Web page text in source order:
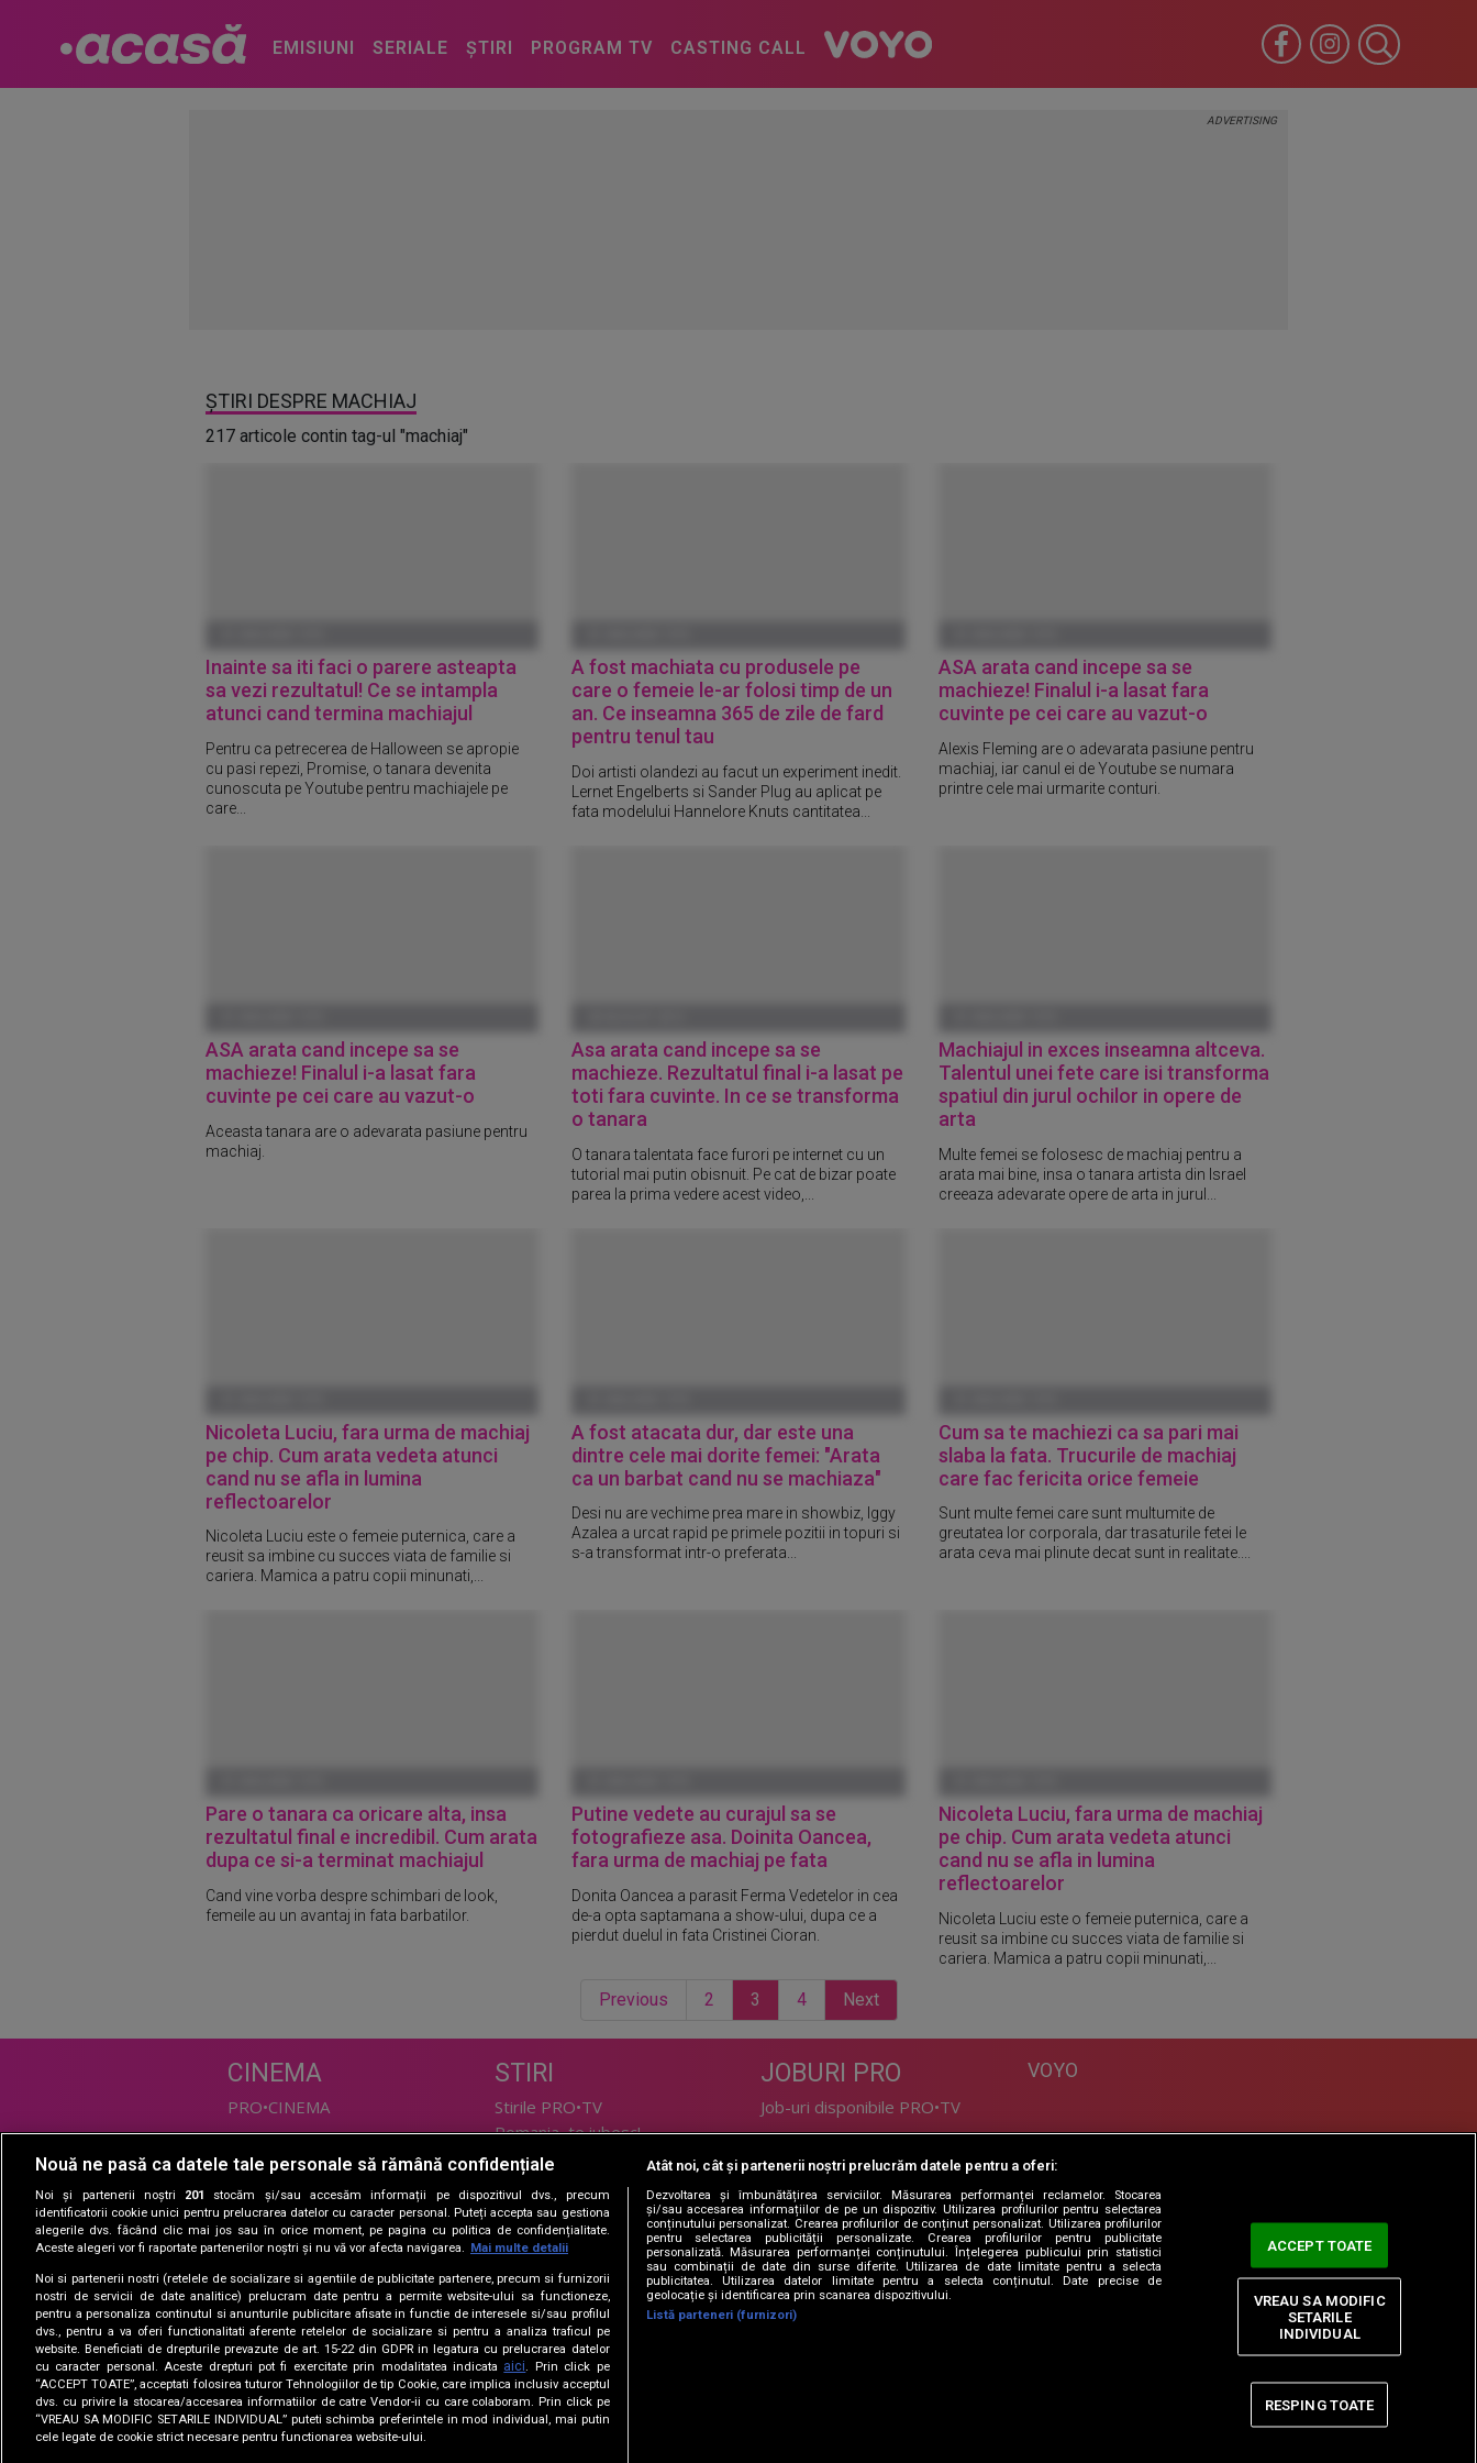
EMISIUNI SERIALE ȘTIRI PROGRAM TV CASTING CALL
ȘTIRI DESPRE MACHIAJ
217 articole contin tag-ul "machiaj"
Inainte sa iti faci o parere asteapta
sa vezi rezultatul! Ce se intampla
atunci cand termina machiajul
Pentru ca petrecerea de Halloween se apropie
cu pasi repezi, Promise, o tanara devenita
cunoscuta pe Youtube pentru machiajele pe
care...
A fost machiata cu produsele pe
care o femeie le-ar folosi timp de un
an. Ce inseamna 365 de zile de fard
pentru tenul tau
Doi artisti olandezi au facut un experiment inedit.
Lernet Engelberts si Sander Plug au aplicat pe
fata modelului Hannelore Knuts cantitatea...
ASA arata cand incepe sa se
machieze! Finalul i-a lasat fara
cuvinte pe cei care au vazut-o
Alexis Fleming are o adevarata pasiune pentru
machiaj, iar canul ei de Youtube se numara
printre cele mai urmarite conturi.
ASA arata cand incepe sa se
machieze! Finalul i-a lasat fara
cuvinte pe cei care au vazut-o
Aceasta tanara are o adevarata pasiune pentru
machiaj.
Asa arata cand incepe sa se
machieze. Rezultatul final i-a lasat pe
toti fara cuvinte. In ce se transforma
o tanara
O tanara talentata face furori pe internet cu un
tutorial mai putin obisnuit. Pe cat de bizar poate
parea la prima vedere acest video,...
Machiajul in exces inseamna altceva.
Talentul unei fete care isi transforma
spatiul din jurul ochilor in opere de
arta
Multe femei se folosesc de machiaj pentru a
arata mai bine, insa o tanara artista din Israel
creeaza adevarate opere de arta in jurul...
Nicoleta Luciu, fara urma de machiaj
pe chip. Cum arata vedeta atunci
cand nu se afla in lumina
reflectoarelor
Nicoleta Luciu este o femeie puternica, care a
reusit sa imbine cu succes viata de familie si
cariera. Mamica a patru copii minunati,...
A fost atacata dur, dar este una
dintre cele mai dorite femei: "Arata
ca un barbat cand nu se machiaza"
Desi nu are vechime prea mare in showbiz, Iggy
Azalea a urcat rapid pe primele pozitii in topuri si
s-a transformat intr-o preferata...
Cum sa te machiezi ca sa pari mai
slaba la fata. Trucurile de machiaj
care fac fericita orice femeie
Sunt multe femei care sunt multumite de
greutatea lor corporala, dar trasaturile fetei le
arata ceva mai plinute decat sunt in realitate....
Pare o tanara ca oricare alta, insa
rezultatul final e incredibil. Cum arata
dupa ce si-a terminat machiajul
Cand vine vorba despre schimbari de look,
femeile au un avantaj in fata barbatilor.
Putine vedete au curajul sa se
fotografieze asa. Doinita Oancea,
fara urma de machiaj pe fata
Donita Oancea a parasit Ferma Vedetelor in cea
de-a opta saptamana a show-ului, dupa ce a
pierdut duelul in fata Cristinei Cioran.
Nicoleta Luciu, fara urma de machiaj
pe chip. Cum arata vedeta atunci
cand nu se afla in lumina
reflectoarelor
Nicoleta Luciu este o femeie puternica, care a
reusit sa imbine cu succes viata de familie si
cariera. Mamica a patru copii minunati,...
Previous 2 3 4 Next
CINEMA
PRO•CINEMA
DIVERTISMENT
PRO•TV
Romanii au talent
Las Fierbinti
La Maruta
Apropo TV
STIRI
Stirile PRO•TV
Romania, te iubesc!
TEHNOLOGIE
I Like IT
SPORT
Sport.ro
PRO•ARENA
JOBURI PRO
Job-uri disponibile PRO•TV
LIFESTYLE
Doctor de Bine
Acasă
Acasă Gold
Perfecte
DeBarbati
VOYO
Contact
Nouă ne pasă ca datele tale personale să rămână confidențiale
Noi și partenerii noștri 201
stocăm și/sau accesăm informații pe dispozitivul dvs., precum
identificatorii cookie unici pentru prelucrarea datelor cu caracter personal. Puteți accepta sau gestiona
alegerile dvs. făcând clic mai jos sau în orice moment, pe pagina cu politica de confidențialitate.
Aceste alegeri vor fi raportate partenerilor noștri și nu vă vor afecta navigarea.
Mai multe detalii
Noi si partenerii nostri (retelele de socializare si agentiile de publicitate partenere, precum si furnizorii
nostri de servicii de date analitice) prelucram date pentru a permite website-ului sa functioneze,
pentru a personaliza continutul si anunturile publicitare afisate in functie de interesele si/sau profilul
dvs., pentru a va oferi functionalitati aferente retelelor de socializare si pentru a analiza traficul pe
website. Beneficiati de drepturile prevazute de art. 15-22 din GDPR in legatura cu prelucrarea datelor
cu caracter personal. Aceste drepturi pot fi exercitate prin modalitatea indicata aici. Prin click pe
“ACCEPT TOATE”, acceptati folosirea tuturor Tehnologiilor de tip Cookie, care implica inclusiv acceptul
dvs. cu privire la stocarea/accesarea informatiilor de catre Vendor-ii cu care colaboram. Prin click pe
“VREAU SA MODIFIC SETARILE INDIVIDUAL” puteti schimba preferintele in mod individual, mai putin
cele legate de cookie strict necesare pentru functionarea website-ului.
Atât noi, cât și partenerii noștri prelucrăm datele pentru a oferi:
Dezvoltarea și îmbunătățirea serviciilor. Măsurarea performanței reclamelor. Stocarea
și/sau accesarea informațiilor de pe un dispozitiv. Utilizarea profilurilor pentru selectarea
conținutului personalizat. Crearea profilurilor de conținut personalizat. Utilizarea profilurilor
pentru selectarea publicității personalizate. Crearea profilurilor pentru publicitate
personalizată. Măsurarea performanței conținutului. Înțelegerea publicului prin statistici
sau combinații de date din surse diferite. Utilizarea de date limitate pentru a selecta
publicitatea. Utilizarea datelor limitate pentru a selecta conținutul. Date precise de
geolocație și identificarea prin scanarea dispozitivului.
Listă parteneri (furnizori)
ACCEPT TOATE
RESPING TOATE
VREAU SA MODIFIC
SETARILE
INDIVIDUAL